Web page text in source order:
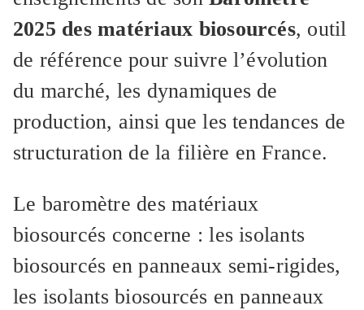
2025 des matériaux biosourcés, outil
de référence pour suivre l’évolution
du marché, les dynamiques de
production, ainsi que les tendances de
structuration de la filière en France.
Le baromètre des matériaux
biosourcés concerne : les isolants
biosourcés en panneaux semi-rigides,
les isolants biosourcés en panneaux